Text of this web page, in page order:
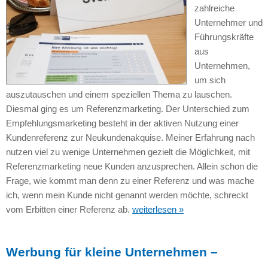
zahlreiche
Unternehmer und
Führungskräfte
aus
Unternehmen,
um sich
auszutauschen und einem speziellen Thema zu lauschen.
Diesmal ging es um Referenzmarketing. Der Unterschied zum
Empfehlungsmarketing besteht in der aktiven Nutzung einer
Kundenreferenz zur Neukundenakquise. Meiner Erfahrung nach
nutzen viel zu wenige Unternehmen gezielt die Möglichkeit, mit
Referenzmarketing neue Kunden anzusprechen. Allein schon die
Frage, wie kommt man denn zu einer Referenz und was mache
ich, wenn mein Kunde nicht genannt werden möchte, schreckt
vom Erbitten einer Referenz ab. weiterlesen »
Werbung für kleine Unternehmen –